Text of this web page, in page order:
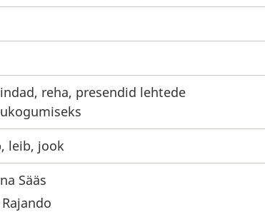
reha, presendid lehtede
leib, jook
Sääs